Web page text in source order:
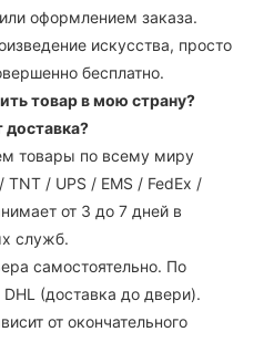
оформлением заказа.
искусства, просто
бесплатно.
товар в мою страну?
доставка?
товары по всему миру
/ UPS / EMS / FedEx /
от 3 до 7 дней в
служб.
самостоятельно. По
(доставка до двери).
от окончательного